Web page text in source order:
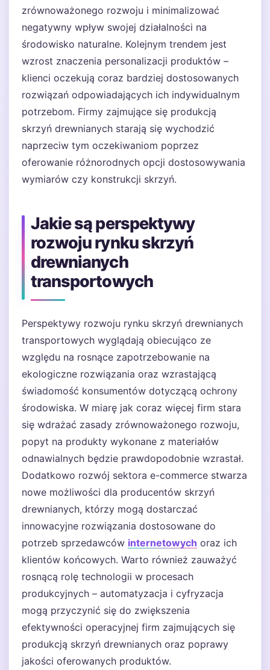
zrównoważonego rozwoju i minimalizować
negatywny wpływ swojej działalności na
środowisko naturalne. Kolejnym trendem jest
wzrost znaczenia personalizacji produktów –
klienci oczekują coraz bardziej dostosowanych
rozwiązań odpowiadających ich indywidualnym
potrzebom. Firmy zajmujące się produkcją
skrzyń drewnianych starają się wychodzić
naprzeciw tym oczekiwaniom poprzez
oferowanie różnorodnych opcji dostosowywania
wymiarów czy konstrukcji skrzyń.
Jakie są perspektywy
rozwoju rynku skrzyń
drewnianych
transportowych
Perspektywy rozwoju rynku skrzyń drewnianych
transportowych wyglądają obiecująco ze
względu na rosnące zapotrzebowanie na
ekologiczne rozwiązania oraz wzrastającą
świadomość konsumentów dotyczącą ochrony
środowiska. W miarę jak coraz więcej firm stara
się wdrażać zasady zrównoważonego rozwoju,
popyt na produkty wykonane z materiałów
odnawialnych będzie prawdopodobnie wzrastał.
Dodatkowo rozwój sektora e-commerce stwarza
nowe możliwości dla producentów skrzyń
drewnianych, którzy mogą dostarczać
innowacyjne rozwiązania dostosowane do
potrzeb sprzedawców internetowych oraz ich
klientów końcowych. Warto również zauważyć
rosnącą rolę technologii w procesach
produkcyjnych – automatyzacja i cyfryzacja
mogą przyczynić się do zwiększenia
efektywności operacyjnej firm zajmujących się
produkcją skrzyń drewnianych oraz poprawy
jakości oferowanych produktów.